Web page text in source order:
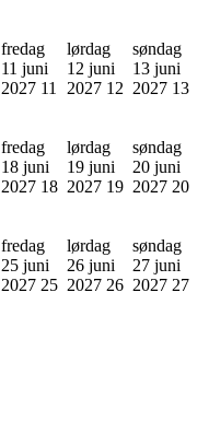
fredag
11 juni
2027 11
lørdag
12 juni
2027 12
søndag
13 juni
2027 13
fredag
18 juni
2027 18
lørdag
19 juni
2027 19
søndag
20 juni
2027 20
fredag
25 juni
2027 25
lørdag
26 juni
2027 26
søndag
27 juni
2027 27